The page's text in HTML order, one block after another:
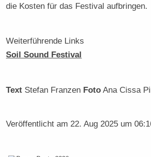
die Kosten für das Festival aufbringen.
Weiterführende Links
Soil Sound Festival
Text Stefan Franzen Foto Ana Cissa
Veröffentlicht am 22. Aug 2025 um